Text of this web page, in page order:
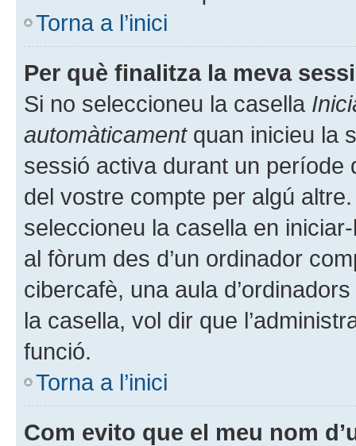
Torna a l’inici
Per què finalitza la meva
Si no seleccioneu la casella
automàticamentquan inicieu la
sessió activa durant un període
del vostre compte per algú
seleccioneu la casella en
al fòrum des d’un ordinador
cibercafè, una aula
la casella, vol dir que
funció.
Torna a l’inici
Com evito que el meu nom